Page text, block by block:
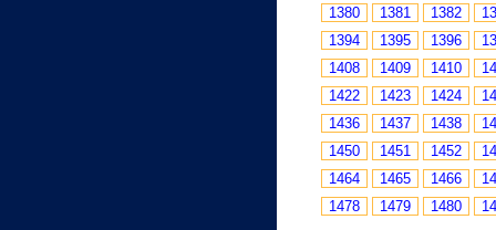
1380
1381 1382
1394
1395 1396
1408
1409 1410
1422
1423 1424
1436
1437 1438
1450
1451 1452
1464
1465 1466
1478
1479 1480